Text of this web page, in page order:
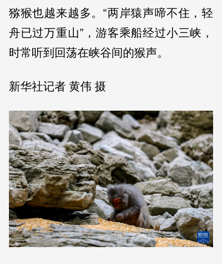
猕猴也越来越多。“两岸猿声啼不住，轻
舟已过万重山”，游客乘船经过小三峡，
时常听到回荡在峡谷间的猴声。
新华社记者 黄伟 摄